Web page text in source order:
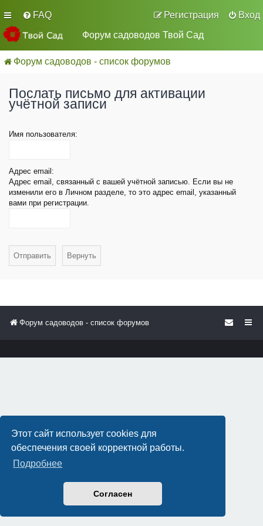
Этот сайт использует cookies для
обеспечения своей корректной работы.
Подробнее
Согласен
FAQ Вход
Регистрация
Форум садоводов Твой Сад
Форум садоводов - список форумов
Послать письмо для активации
учётной записи
Имя пользователя:
Адрес email:
Адрес email, связанный с вашей учётной записью. Если вы не
изменили его в Личном разделе, то это адрес email, указанный
вами при регистрации.
Форум садоводов - список форумов